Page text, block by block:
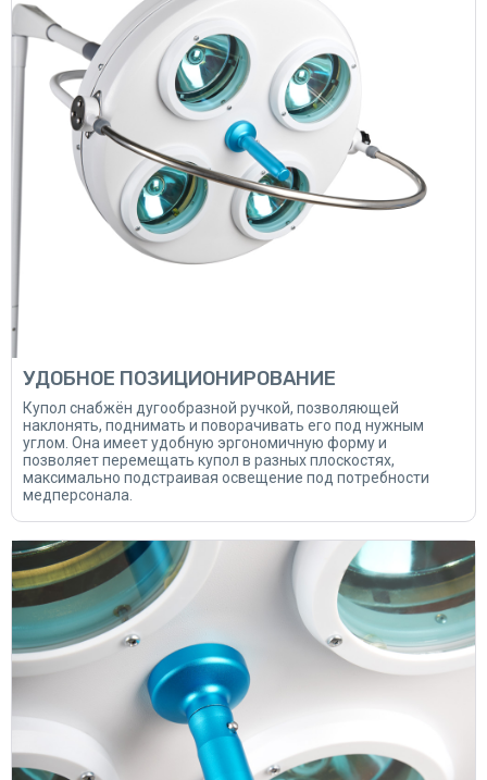
УДОБНОЕ ПОЗИЦИОНИРОВАНИЕ
Купол снабжён дугообразной ручкой, позволяющей
наклонять, поднимать и поворачивать его под нужным
углом. Она имеет удобную эргономичную форму и
позволяет перемещать купол в разных плоскостях,
максимально подстраивая освещение под потребности
медперсонала.